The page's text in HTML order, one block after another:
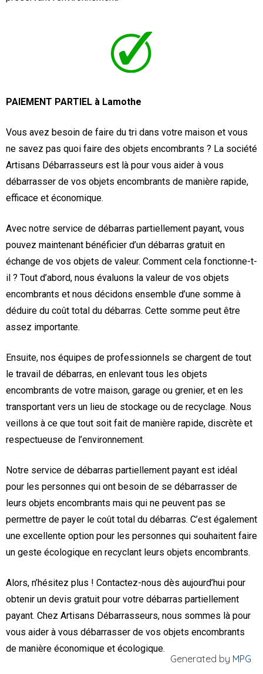
PAIEMENT PARTIEL à Lamothe
Vous avez besoin de faire du tri dans votre maison et vous
ne savez pas quoi faire des objets encombrants ? La société
Artisans Débarrasseurs est là pour vous aider à vous
débarrasser de vos objets encombrants de manière rapide,
efficace et économique.
Avec notre service de débarras partiellement payant, vous
pouvez maintenant bénéficier d’un débarras gratuit en
échange de vos objets de valeur. Comment cela fonctionne-t-
il ? Tout d’abord, nous évaluons la valeur de vos objets
encombrants et nous décidons ensemble d’une somme à
déduire du coût total du débarras. Cette somme peut être
assez importante.
Ensuite, nos équipes de professionnels se chargent de tout
le travail de débarras, en enlevant tous les objets
encombrants de votre maison, garage ou grenier, et en les
transportant vers un lieu de stockage ou de recyclage. Nous
veillons à ce que tout soit fait de manière rapide, discrète et
respectueuse de l’environnement.
Notre service de débarras partiellement payant est idéal
pour les personnes qui ont besoin de se débarrasser de
leurs objets encombrants mais qui ne peuvent pas se
permettre de payer le coût total du débarras. C’est également
une excellente option pour les personnes qui souhaitent faire
un geste écologique en recyclant leurs objets encombrants.
Alors, n’hésitez plus ! Contactez-nous dès aujourd’hui pour
obtenir un devis gratuit pour votre débarras partiellement
payant. Chez Artisans Débarrasseurs, nous sommes là pour
vous aider à vous débarrasser de vos objets encombrants
de manière économique et écologique.
Generated by MPG